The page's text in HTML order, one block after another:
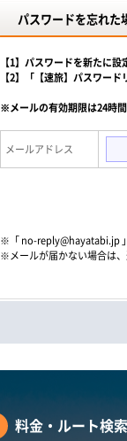
パスワードを忘れた
【1】パスワードを新たに
【2】「【速旅】パスワー
※メールの有効期限は24時
メールアドレス
※「 no-reply@hayatabi.jp
※メールが届かない場合は、
料金・ルート検索